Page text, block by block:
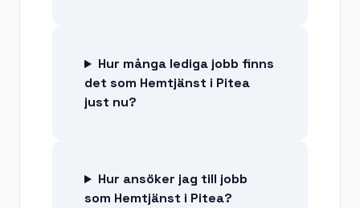
Hur många lediga jobb finns
det som Hemtjänst i Pitea
just nu?
Hur ansöker jag till jobb
som Hemtjänst i Pitea?